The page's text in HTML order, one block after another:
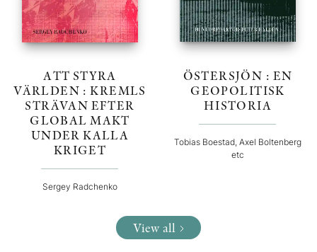
ATT STYRA
VÄRLDEN : KREMLS
STRÄVAN EFTER
GLOBAL MAKT
UNDER KALLA
KRIGET
Sergey Radchenko
ÖSTERSJÖN : EN
GEOPOLITISK
HISTORIA
Tobias Boestad, Axel Boltenberg
etc
View all